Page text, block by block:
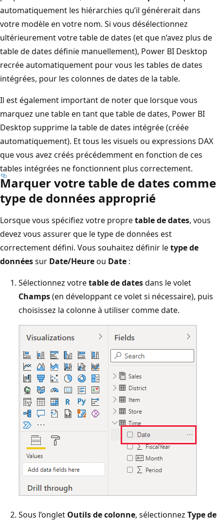
automatiquement les hiérarchies qu’il générerait dans
votre modèle en votre nom. Si vous désélectionnez
ultérieurement votre table de dates (et que n’avez plus de
table de dates définie manuellement), Power BI Desktop
recrée automatiquement pour vous les tables de dates
intégrées, pour les colonnes de dates de la table.
Il est également important de noter que lorsque vous
marquez une table en tant que table de dates, Power BI
Desktop supprime la table de dates intégrée (créée
automatiquement). Et tous les visuels ou expressions DAX
que vous avez créés précédemment en fonction de ces
tables intégrées ne fonctionnent plus correctement.
Marquer votre table de dates comme
type de données approprié
Lorsque vous spécifiez votre propretable de dates, vous
devez vous assurer que le type de données est
correctement défini. Vous souhaitez définir letype de
donnéessur Date/Heureou Date :
Sélectionnez votretable de datesdans le volet
Champs(en développant ce volet si nécessaire), puis
choisissez la colonne à utiliser comme date.
Sous l’onglet Outils de colonne, sélectionnez Type de